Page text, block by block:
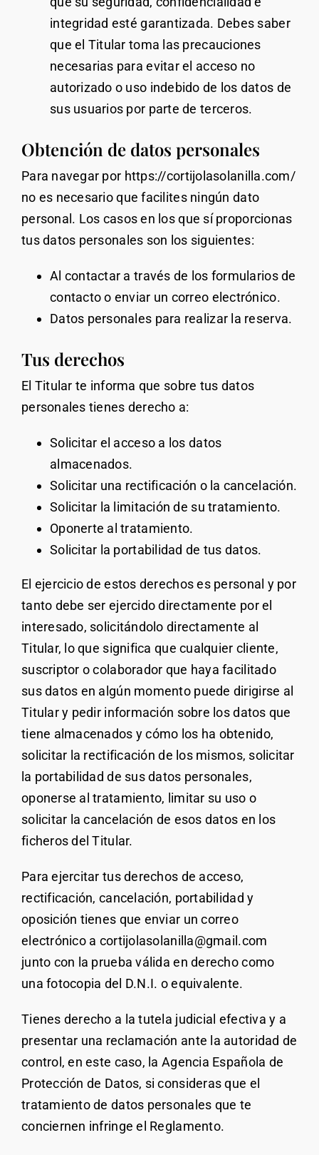
integridad esté garantizada. Debes saber
que el Titular toma las precauciones
necesarias para evitar el acceso no
autorizado o uso indebido de los datos de
sus usuarios por parte de terceros.
Obtención de datos personales
Para navegar por https://cortijolasolanilla.com/
no es necesario que facilites ningún dato
personal. Los casos en los que sí proporcionas
tus datos personales son los siguientes:
Al contactar a través de los formularios de
contacto o enviar un correo electrónico.
Datos personales para realizar la reserva.
Tus derechos
El Titular te informa que sobre tus datos
personales tienes derecho a:
Solicitar el acceso a los datos
almacenados.
Solicitar una rectificación o la cancelación.
Solicitar la limitación de su tratamiento.
Oponerte al tratamiento.
Solicitar la portabilidad de tus datos.
El ejercicio de estos derechos es personal y por
tanto debe ser ejercido directamente por el
interesado, solicitándolo directamente al
Titular, lo que significa que cualquier cliente,
suscriptor o colaborador que haya facilitado
sus datos en algún momento puede dirigirse al
Titular y pedir información sobre los datos que
tiene almacenados y cómo los ha obtenido,
solicitar la rectificación de los mismos, solicitar
la portabilidad de sus datos personales,
oponerse al tratamiento, limitar su uso o
solicitar la cancelación de esos datos en los
ficheros del Titular.
Para ejercitar tus derechos de acceso,
rectificación, cancelación, portabilidad y
oposición tienes que enviar un correo
electrónico a cortijolasolanilla@gmail.com
junto con la prueba válida en derecho como
una fotocopia del D.N.I. o equivalente.
Tienes derecho a la tutela judicial efectiva y a
presentar una reclamación ante la autoridad de
control, en este caso, la Agencia Española de
Protección de Datos, si consideras que el
tratamiento de datos personales que te
conciernen infringe el Reglamento.